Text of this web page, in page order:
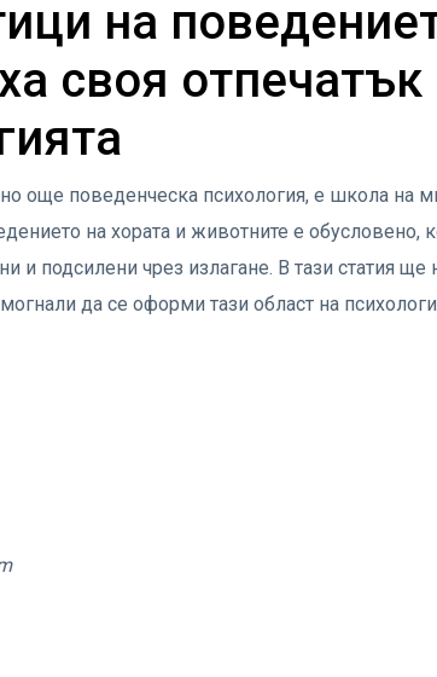
на
своя отпечатък
още поведенческа психология, е школа на
на хората и животните е обусловено,
и подсилени чрез излагане. В тази статия ще
да се оформи тази област на